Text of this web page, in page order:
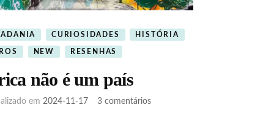
CURIOSIDADES HISTÓRIA
NEW RESENHAS
não é um país
em 2024-11-17 3 comentáriosem